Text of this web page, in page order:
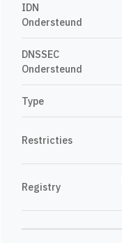
IDN
Ondersteund
DNSSEC
Ondersteund
Type
Restricties
Registry